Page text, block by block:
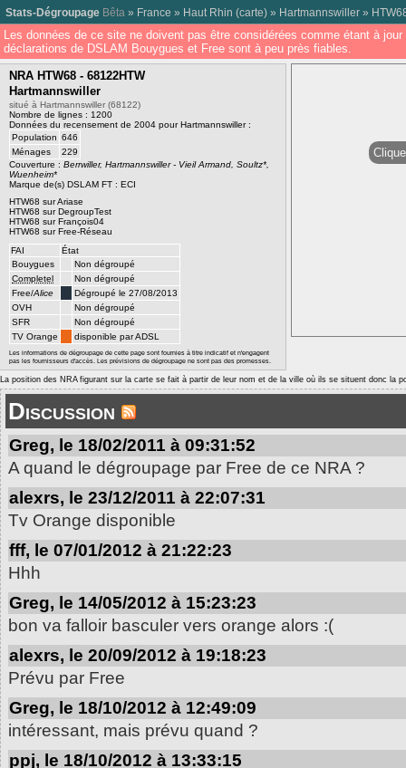
Stats-Dégroupage Bêta » France » Haut Rhin (carte) » Hartmannswiller »
Les données de ce site ne doivent pas être considérées comme étant à
déclarations de DSLAM Bouygues et Free sont à peu près fiables.
NRA HTW68 - 68122HTW
Hartmannswiller
situé à Hartmannswiller (68122)
Nombre de lignes : 1200
Données du recensement de 2004 pour Hartmannswiller :
Population 646
Ménages
229
Couverture : Berrwiller, Hartmannswiller - Vieil Armand, Soultz*,
Wuenheim*
Marque de(s) DSLAM FT : ECI
HTW68 sur Ariase
HTW68 sur DegroupTest
HTW68 sur François04
HTW68 sur Free-Réseau
FAI
État
Bouygues
Non dégroupé
Completel
Non dégroupé
Free/Alice
Dégroupé le 27/08/2013
OVH
Non dégroupé
SFR
Non dégroupé
TV Orange
disponible par ADSL
Les informations de dégroupage de cette page sont fournies à titre indicatif et n'engagent
pas les fournisseurs d'accès. Les prévisions de dégroupage ne sont pas des promesses.
La position des NRA figurant sur la carte se fait à partir de leur nom et de la ville où ils se situent donc la
Discussion
Greg, le 18/02/2011 à 09:31:52
A quand le dégroupage par Free de ce NRA ?
alexrs, le 23/12/2011 à 22:07:31
Tv Orange disponible
fff, le 07/01/2012 à 21:22:23
Hhh
Greg, le 14/05/2012 à 15:23:23
bon va falloir basculer vers orange alors :(
alexrs, le 20/09/2012 à 19:18:23
Prévu par Free
Greg, le 18/10/2012 à 12:49:09
intéressant, mais prévu quand ?
ppj, le 18/10/2012 à 13:33:15